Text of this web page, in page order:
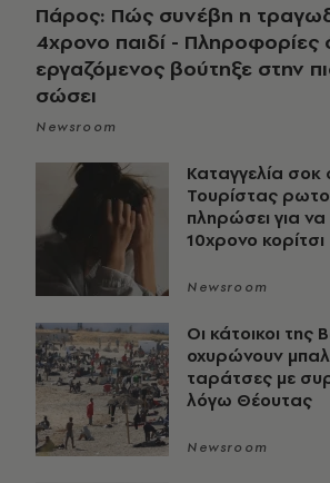
Πάρος: Πώς συνέβη η
4χρονο παιδί - Πληροφορίες
εργαζόμενος βούτηξε στην
σώσει
Newsroom
Καταγγελία σοκ
Τουρίστας
πληρώσει για
10χρονο κορίτσι
Newsroom
Οι κάτοικοι
οχυρώνουν
ταράτσες με
λόγω Θέουτας
Newsroom